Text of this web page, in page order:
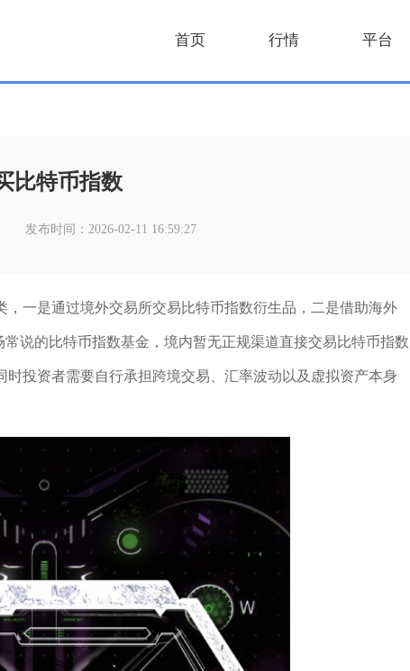
首页 行情 平台
比特币指数
发布时间：2026-02-11 16:59:27
一是通过境外交易所交易比特币指数衍生品，二是借助海外
说的比特币指数基金，境内暂无正规渠道直接交易比特币指数
投资者需要自行承担跨境交易、汇率波动以及虚拟资产本身